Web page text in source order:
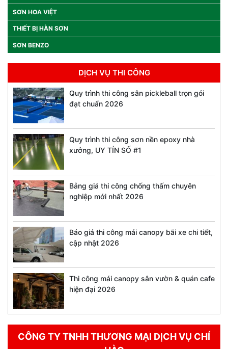
SƠN HOA VIỆT
THIẾT BỊ HÀN SƠN
SƠN BENZO
DỊCH VỤ THI CÔNG
Quy trình thi công sân pickleball trọn gói
đạt chuẩn 2026
Quy trình thi công sơn nền epoxy nhà
xưởng, UY TÍN SỐ #1
Bảng giá thi công chống thấm chuyên
nghiệp mới nhất 2026
Báo giá thi công mái canopy bãi xe chi tiết,
cập nhật 2026
Thi công mái canopy sân vườn & quán cafe
hiện đại 2026
CÔNG TY TNHH THƯƠNG MẠI DỊCH VỤ CHÍ